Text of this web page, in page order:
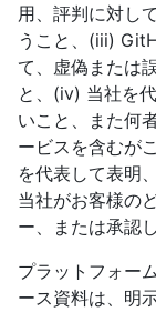
用、評判に対し
うこと、(iii)
て、虚偽または
と、(iv) 当社を
いこと、また何
ービスを含むが
を代表して表明
当社がお客様の
ー、または承認
プラットフォー
ース資料は、明